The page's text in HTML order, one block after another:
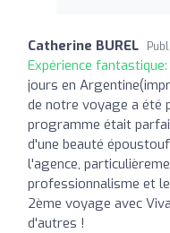
Catherine BUREL
Expérience fantastique:
jours en
de notre voyage a été
programme était
d'une beauté
l'agence,
professionnalisme et
2ème voyage avec
d'autres !